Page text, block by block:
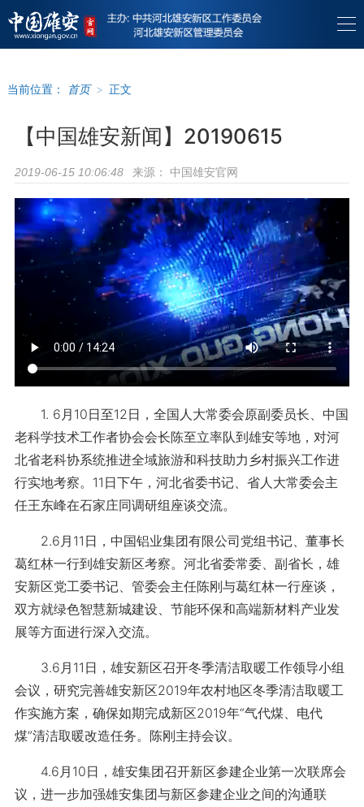
当前位置： 首页 > 正文
【中国雄安新闻】20190615
2019-06-15 10:06:48 来源： 中国雄安官网
1. 6月10日至12日，全国人大常委会原副委员长、中国
老科学技术工作者协会会长陈至立率队到雄安等地，对河
北省老科协系统推进全域旅游和科技助力乡村振兴工作进
行实地考察。11日下午，河北省委书记、省人大常委会主
任王东峰在石家庄同调研组座谈交流。
2.6月11日，中国铝业集团有限公司党组书记、董事长
葛红林一行到雄安新区考察。河北省委常委、副省长，雄
安新区党工委书记、管委会主任陈刚与葛红林一行座谈，
双方就绿色智慧新城建设、节能环保和高端新材料产业发
展等方面进行深入交流。
3.6月11日，雄安新区召开冬季清洁取暖工作领导小组
会议，研究完善雄安新区2019年农村地区冬季清洁取暖工
作实施方案，确保如期完成新区2019年“气代煤、电代
煤”清洁取暖改造任务。陈刚主持会议。
4.6月10日，雄安集团召开新区参建企业第一次联席会
议，进一步加强雄安集团与新区参建企业之间的沟通联